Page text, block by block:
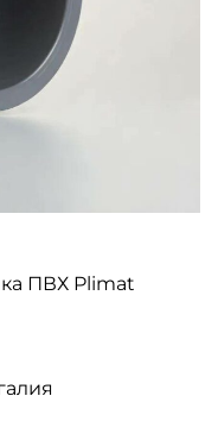
ПВХ Plimat